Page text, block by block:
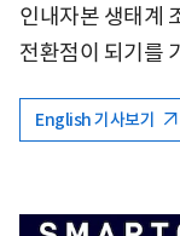
인내자본 생태계
전환점이 되기를
English 기사보기